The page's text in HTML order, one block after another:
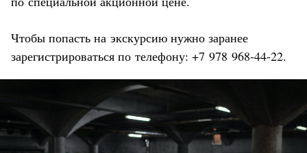
Чтобы попасть на экскурсию нужно заранее
зарегистрироваться по телефону: +7 978 968-44-22.